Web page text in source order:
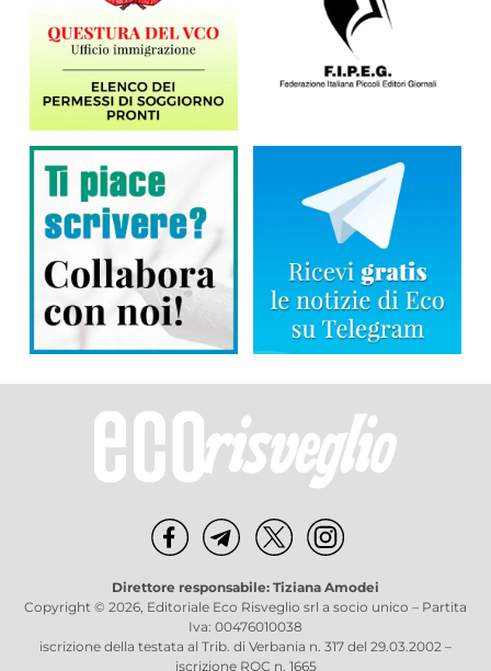
Direttore responsabile: Tiziana Amodei
Copyright © 2026, Editoriale Eco Risveglio srl a socio unico – Partita
Iva: 00476010038
iscrizione della testata al Trib. di Verbania n. 317 del 29.03.2002 –
iscrizione ROC n. 1665